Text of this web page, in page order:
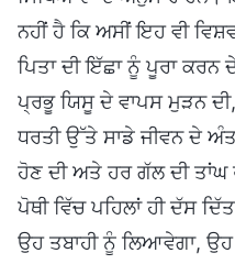
ਨਹੀਂ ਹੈ ਕਿ ਅਸੀਂ ਇਹ ਵੀ
ਪਿਤਾ ਦੀ ਇੱਛਾ ਨੂੰ ਪੂਰਾ ਕਰਨ
ਪ੍ਰਭੂ ਯਿਸੂ ਦੇ ਵਾਪਸ ਮੁੜਨ
ਧਰਤੀ ਉੱਤੇ ਸਾਡੇ ਜੀਵਨ ਦੇ
ਹੋਣ ਦੀ ਅਤੇ ਹਰ ਗੱਲ ਦੀ ਤਾਂਘ
ਪੋਥੀ ਵਿੱਚ ਪਹਿਲਾਂ ਹੀ ਦੱਸ
ਉਹ ਤਬਾਹੀ ਨੂੰ ਲਿਆਵੇਗਾ,